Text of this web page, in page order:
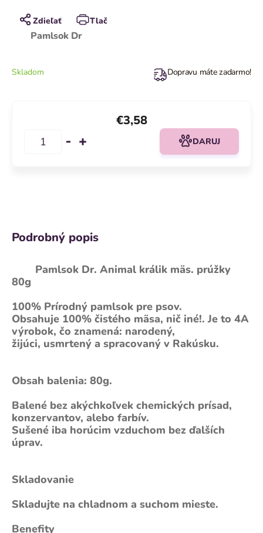
Pamlsok Dr
Tlač
Zdieľať
Skladom Dopravu máte zadarmo!
€3,58
DARUJ
Podrobný popis
Pamlsok Dr. Animal králik mäs. prúžky
80g
100% Prírodný pamlsok pre psov.
Obsahuje 100% čistého mäsa, nič iné!. Je to 4A
výrobok, čo znamená: narodený,
žijúci, usmrtený a spracovaný v Rakúsku.
Obsah balenia: 80g.
Balené bez akýchkoľvek chemických prísad,
konzervantov, alebo farbív.
Sušené iba horúcim vzduchom bez ďalších
úprav.
Skladovanie
Skladujte na chladnom a suchom mieste.
Benefity